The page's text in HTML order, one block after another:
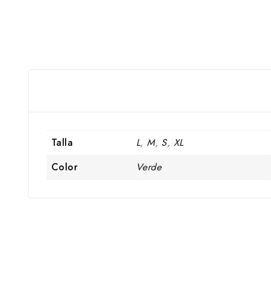
Talla L,M, S, XL
Color
Verde